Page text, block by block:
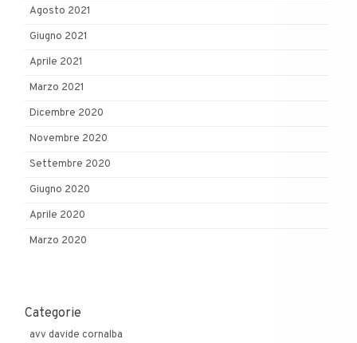
Agosto 2021
Giugno 2021
Aprile 2021
Marzo 2021
Dicembre 2020
Novembre 2020
Settembre 2020
Giugno 2020
Aprile 2020
Marzo 2020
Categorie
avv davide cornalba